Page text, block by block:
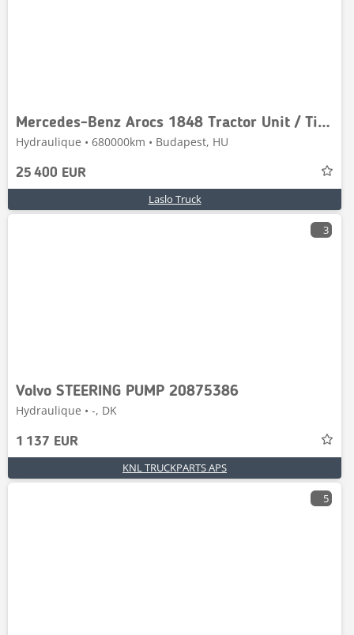
Mercedes-Benz Arocs 1848 Tractor Unit / Tipping Hydraulics / 4x4
Hydraulique • 680000km • Budapest, HU
25 400 EUR
Laslo Truck
3
Volvo STEERING PUMP 20875386
Hydraulique • -, DK
1 137 EUR
KNL TRUCKPARTS APS
5